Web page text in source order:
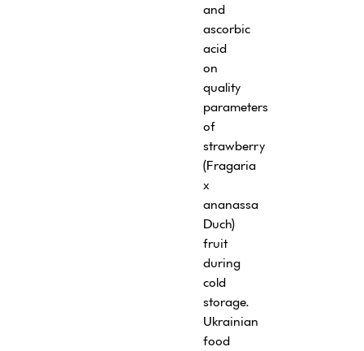
and
ascorbic
acid
on
quality
parameters
of
strawberry
(Fragaria
x
ananassa
Duch)
fruit
during
cold
storage.
Ukrainian
food